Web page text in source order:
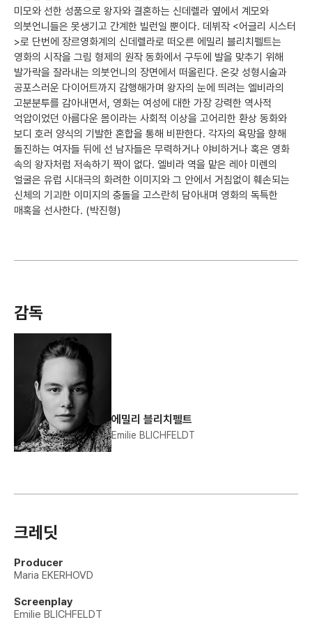
미모와 선한 성품으로 왕자와 결혼하는 신데렐라 옆에서 계모와
의붓언니들은 못생기고 간계한 빌런일 뿐이다. 데뷔작 <어글리 시스터
>로 단번에 장르영화계의 신데렐라로 떠오른 에밀리 블리치펠트는
영화의 시작을 그림 형제의 원작 동화에서 구두에 발을 맞추기 위해
발가락을 잘라내는 의붓언니의 장면에서 떠올린다. 온갖 성형시술과
공포스러운 다이어트까지 감행해가며 왕자의 눈에 띄려는 엘비라의
고분분투를 감아내면서, 영화는 여성에 대한 가장 강력한 역사적
억압이었던 아름다운 몸이라는 사회적 이상을 고어리한 환상 동화와
보디 호러 양식의 기발한 혼합을 통해 비판한다. 각자의 욕망을 향해
돌진하는 여자들 뒤에 선 남자들은 무력하거나 야비하거나 혹은 영화
속의 왕자처럼 저속하기 짝이 없다. 엘비라 역을 맡은 레아 미렌의
얼굴은 유럽 시대극의 화려한 이미지와 그 안에서 거침없이 훼손되는
신체의 기괴한 이미지의 충돌을 고스란히 담아내며 영화의 독특한
매혹을 선사한다. (박진형)
감독
에밀리 블리치펠트
Emilie BLICHFELDT
크레딧
Producer
Maria EKERHOVD
Screenplay
Emilie BLICHFELDT